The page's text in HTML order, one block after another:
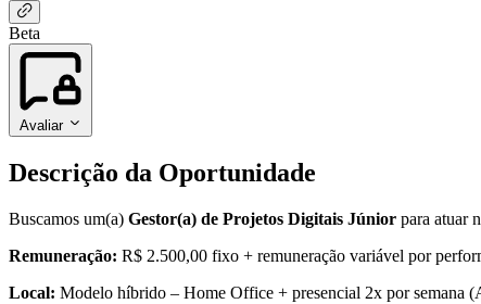
Beta
Avaliar
Descrição da Oportunidade
Buscamos um(a) Gestor(a) de Projetos Digitais Júnior para atuar
Remuneração: R$ 2.500,00 fixo + remuneração variável por
Local: Modelo híbrido – Home Office + presencial 2x por semana